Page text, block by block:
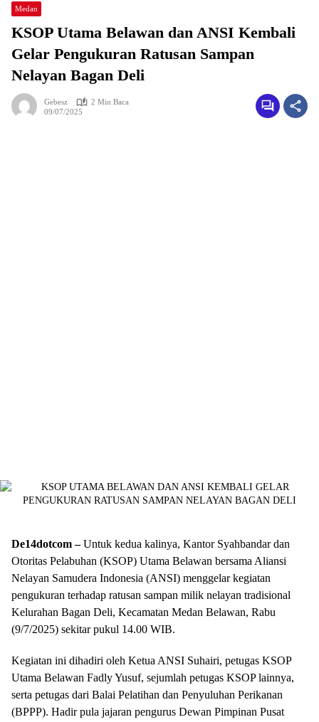
Medan
KSOP Utama Belawan dan ANSI Kembali
Gelar Pengukuran Ratusan Sampan
Nelayan Bagan Deli
Gebesz
2 Min Baca
09/07/2025
De14dotcom –Untuk kedua kalinya, Kantor Syahbandar dan
Otoritas Pelabuhan (KSOP) Utama Belawan bersama Aliansi
Nelayan Samudera Indonesia (ANSI) menggelar kegiatan
pengukuran terhadap ratusan sampan milik nelayan tradisional
Kelurahan Bagan Deli, Kecamatan Medan Belawan, Rabu
(9/7/2025) sekitar pukul 14.00 WIB.
Kegiatan ini dihadiri oleh Ketua ANSI Suhairi, petugas KSOP
Utama Belawan Fadly Yusuf, sejumlah petugas KSOP lainnya,
serta petugas dari Balai Pelatihan dan Penyuluhan Perikanan
(BPPP). Hadir pula jajaran pengurus Dewan Pimpinan Pusat